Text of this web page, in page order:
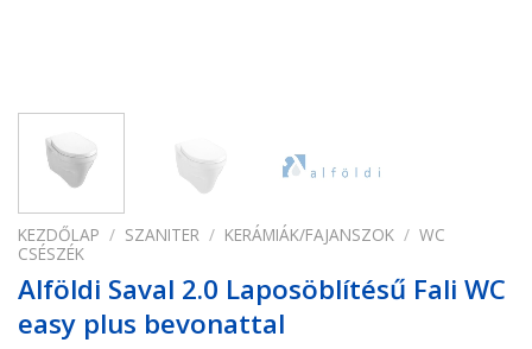
KEZDŐLAP / SZANITER / KERÁMIÁK/FAJANSZOK / WC
CSÉSZÉK
Alföldi Saval 2.0 Laposöblítésű Fali WC
easy plus bevonattal